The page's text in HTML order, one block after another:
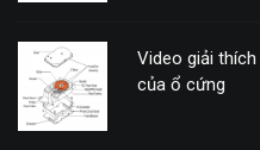
Video giải
của ổ cứng